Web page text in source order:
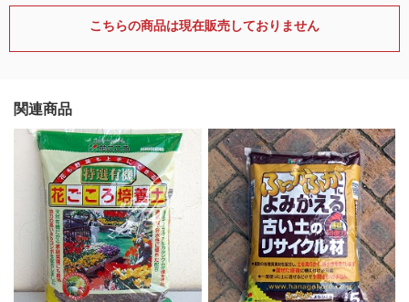
こちらの商品は現在販売しておりません
関連商品